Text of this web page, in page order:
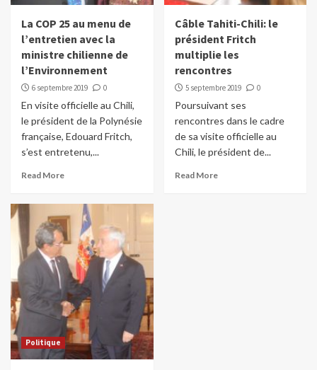
La COP 25 au menu de
l’entretien avec la
ministre chilienne de
l’Environnement
6 septembre 2019 0
En visite officielle au Chili,
le président de la Polynésie
française, Edouard Fritch,
s’est entretenu,...
Read More
Câble Tahiti-Chili: le
président Fritch
multiplie les
rencontres
5 septembre 2019 0
Poursuivant ses
rencontres dans le cadre
de sa visite officielle au
Chili, le président de...
Read More
Politique